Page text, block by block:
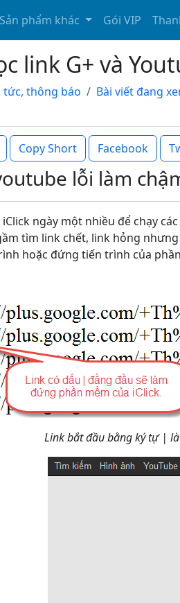
Sản phẩm khác Gói VIP
link G+ và
tức, thông báo Bài viết đang
Copy Short Facebook
lỗi làm
iClick ngày một nhiều để chạy
tìm link chết, link hỏng
hoặc đứng tiến trình của
Link bắt đầu bằng ký tự |